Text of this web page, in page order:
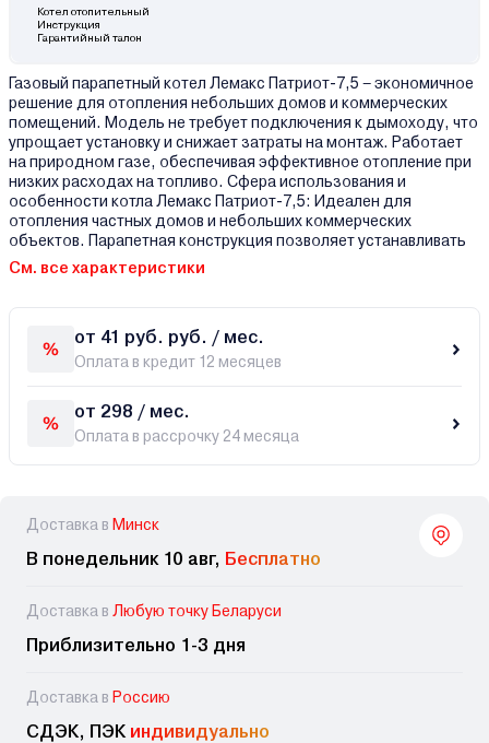
Котел отопительный
Инструкция
Гарантийный талон
Газовый парапетный котел Лемакс Патриот-7,5 – экономичное
решение для отопления небольших домов и коммерческих
помещений. Модель не требует подключения к дымоходу, что
упрощает установку и снижает затраты на монтаж. Работает
на природном газе, обеспечивая эффективное отопление при
низких расходах на топливо. Сфера использования и
особенности котла Лемакс Патриот-7,5: Идеален для
отопления частных домов и небольших коммерческих
объектов. Парапетная конструкция позволяет устанавливать
См. все характеристики
от 41 руб. руб. / мес.
Оплата в кредит 12 месяцев
от 298 / мес.
Оплата в рассрочку 24 месяца
Доставка в Минск
В понедельник 10 авг, Бесплатно
Доставка в Любую точку Беларуси
Приблизительно 1-3 дня
Доставка в Россию
СДЭК, ПЭК индивидуально